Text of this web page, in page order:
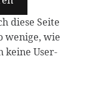
diese Seite
wenige, wie
keine User-